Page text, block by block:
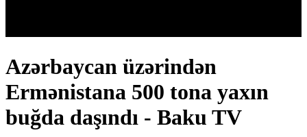
Azərbaycan üzərindən
Ermənistana 500 tona yaxın
buğda daşındı - Baku TV